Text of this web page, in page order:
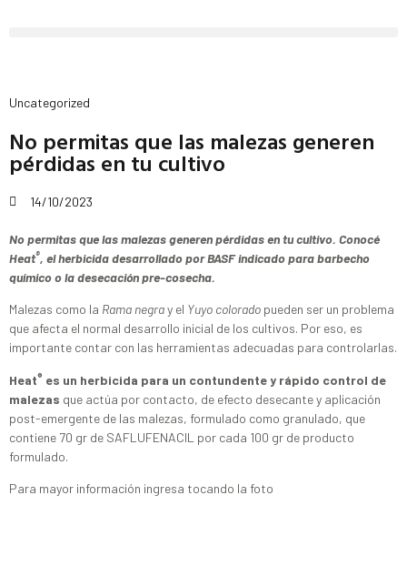
Uncategorized
No permitas que las malezas generen
pérdidas en tu cultivo
14/10/2023
No permitas que las malezas generen pérdidas en tu cultivo. Conocé
Heat®, el herbicida desarrollado por BASF indicado para barbecho
químico o la desecación pre-cosecha.
Malezas como la Rama negray el Yuyo colorado pueden ser un problema
que afecta el normal desarrollo inicial de los cultivos. Por eso, es
importante contar con las herramientas adecuadas para controlarlas.
Heat® es un herbicida para un contundente y rápido control de
malezas que actúa por contacto, de efecto desecante y aplicación
post-emergente de las malezas, formulado como granulado, que
contiene 70 gr de SAFLUFENACIL por cada 100 gr de producto
formulado.
Para mayor información ingresa tocando la foto